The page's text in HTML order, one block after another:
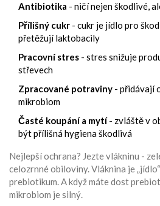
Antibiotika - ničí nejen škodlivé,
Přílišný cukr - cukr je jídlo pro
přetěžují laktobacily
Pracovní stres - stres snižuje
střevech
Zpracované potraviny - přidávají
mikrobiom
Časté koupání a mytí- zvláště v
být přílišná hygiena škodlivá
Nejlepší ochrana? Jezte vlákninu -
celozrnné obiloviny. Vláknina je
prebiotikum. A když máte dost
mikrobiom je silný.